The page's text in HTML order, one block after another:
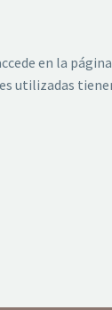
en la
utilizadas